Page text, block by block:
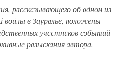
рассказывающего об одном из
войны в Зауралье, положены
участников событий
разыскания автора.